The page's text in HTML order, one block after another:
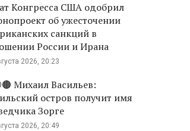
Конгресса США одобрил
об ужесточении
санкций в
России и Ирана
2026, 20:23
Михаил Васильев:
остров получит имя
Зорге
2026, 20:49